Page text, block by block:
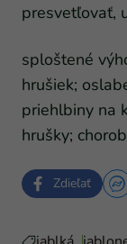
presvetľovať,
sploštené
hrušiek;
priehlbiny na
hrušky;
Zdieľať